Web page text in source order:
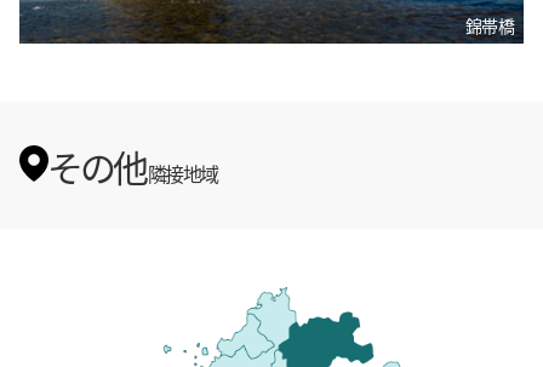
錦帯橋
その他隣接地域